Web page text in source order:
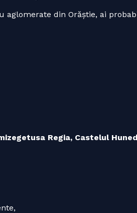
aglomerate din Orăștie, ai
Regia, Castelul